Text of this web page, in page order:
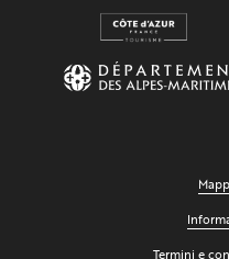
Termini e